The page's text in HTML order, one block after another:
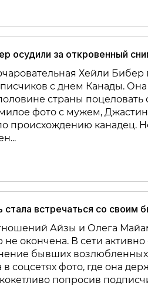
осудили за откровенный
Хейли Бибер
с днем Канады. Она
страны поцеловать
милое фото с мужем,
происхождению канадец.
стала встречаться со своим
Айзы и Олега
не окончена. В сети
бывших
соцсетях фото, где она
попросив